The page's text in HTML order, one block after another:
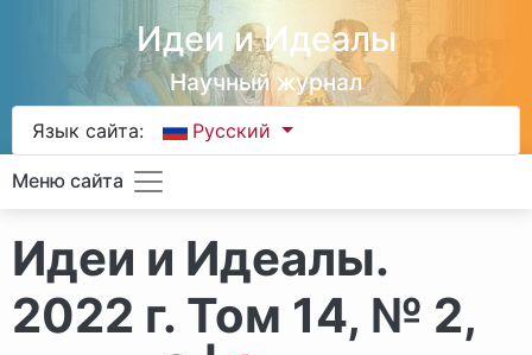
Идеи и Идеалы
Научный журнал
Язык сайта: Русский
Меню сайта
Идеи и Идеалы.
2022 г. Том 14, № 2,